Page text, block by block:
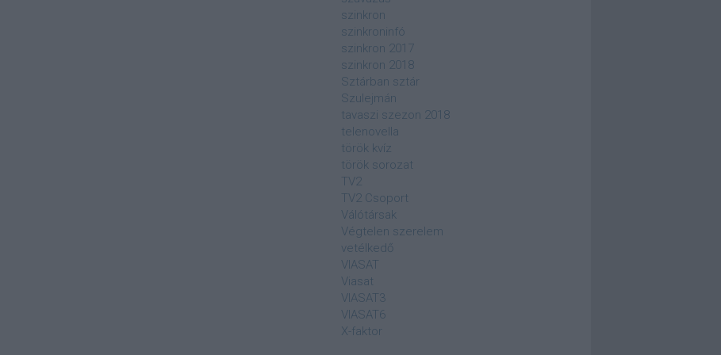
szinkron
szinkroninfó
szinkron 2017
szinkron 2018
Sztárban sztár
Szulejmán
tavaszi szezon 2018
telenovella
török kvíz
török sorozat
TV2
TV2 Csoport
Válótársak
Végtelen szerelem
vetélkedő
VIASAT
Viasat
VIASAT3
VIASAT6
X-faktor